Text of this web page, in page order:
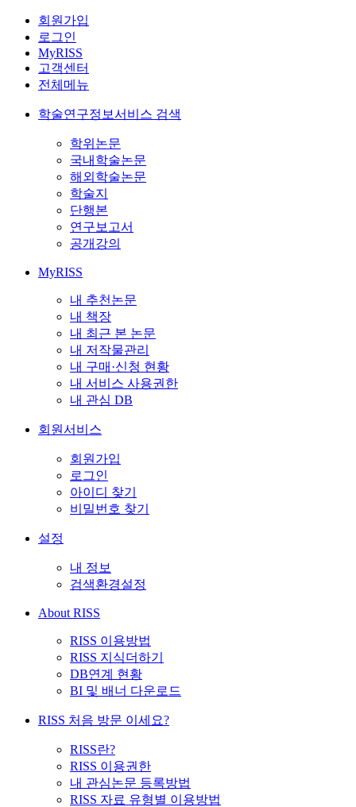
회원가입
로그인
MyRISS
고객센터
전체메뉴
학술연구정보서비스 검색
학위논문
국내학술논문
해외학술논문
학술지
단행본
연구보고서
공개강의
MyRISS
내 추천논문
내 책장
내 최근 본 논문
내 저작물관리
내 구매·신청 현황
내 서비스 사용권한
내 관심 DB
회원서비스
회원가입
로그인
아이디 찾기
비밀번호 찾기
설정
내 정보
검색환경설정
About RISS
RISS 이용방법
RISS 지식더하기
DB연계 현황
BI 및 배너 다운로드
RISS 처음 방문 이세요?
RISS란?
RISS 이용권한
내 관심논문 등록방법
RISS 자료 유형별 이용방법